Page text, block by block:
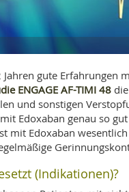
gute Erfahrungen
ENGAGE AF-TIMI 48
und sonstigen
Edoxaban genau so
mit Edoxaban
(Indikationen)?